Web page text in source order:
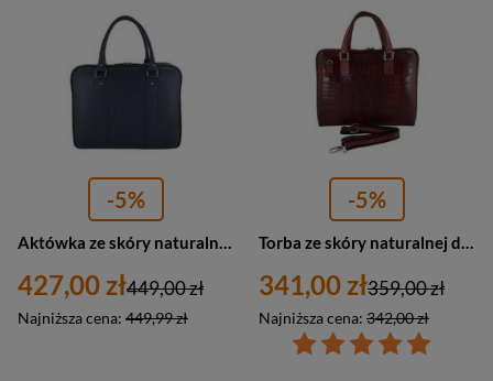
-5%
Aktówka ze skóry naturalnej damska Barberini's 602-4 teczka na laptopa A4 granatowa
427,00 zł
Najniższa cena: 449,99 zł
449,00 zł
-5%
Torba ze skóry naturalnej damska Barberini's 118/1-13 na laptopa croco A4 czerwona
341,00 zł
Najniższa cena: 342,00 zł
359,00 zł